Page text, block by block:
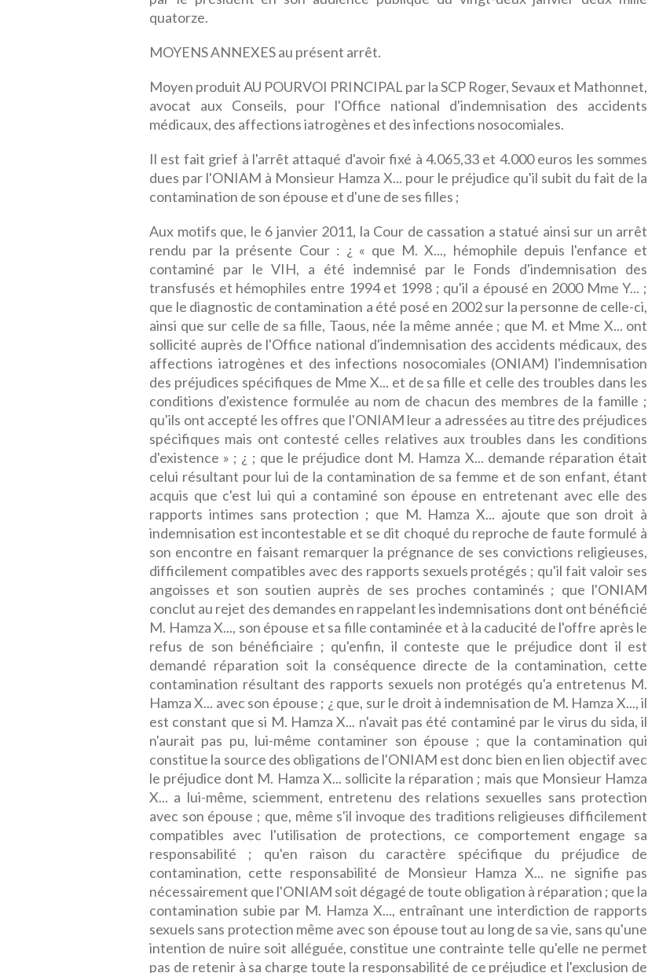
quatorze.
MOYENS ANNEXES au présent arrêt.
Moyen produit AU POURVOI PRINCIPAL par la SCP Roger, Sevaux et Mathonnet,
avocat aux Conseils, pour l'Office national d'indemnisation des accidents
médicaux, des affections iatrogènes et des infections nosocomiales.
Il est fait grief à l'arrêt attaqué d'avoir fixé à 4.065,33 et 4.000 euros les sommes
dues par l'ONIAM à Monsieur Hamza X... pour le préjudice qu'il subit du fait de la
contamination de son épouse et d'une de ses filles ;
Aux motifs que, le 6 janvier 2011, la Cour de cassation a statué ainsi sur un arrêt
rendu par la présente Cour : ¿ « que M. X..., hémophile depuis l'enfance et
contaminé par le VIH, a été indemnisé par le Fonds d'indemnisation des
transfusés et hémophiles entre 1994 et 1998 ; qu'il a épousé en 2000 Mme Y... ;
que le diagnostic de contamination a été posé en 2002 sur la personne de celle-ci,
ainsi que sur celle de sa fille, Taous, née la même année ; que M. et Mme X... ont
sollicité auprès de l'Office national d'indemnisation des accidents médicaux, des
affections iatrogènes et des infections nosocomiales (ONIAM) l'indemnisation
des préjudices spécifiques de Mme X... et de sa fille et celle des troubles dans les
conditions d'existence formulée au nom de chacun des membres de la famille ;
qu'ils ont accepté les offres que l'ONIAM leur a adressées au titre des préjudices
spécifiques mais ont contesté celles relatives aux troubles dans les conditions
d'existence » ; ¿ ; que le préjudice dont M. Hamza X... demande réparation était
celui résultant pour lui de la contamination de sa femme et de son enfant, étant
acquis que c'est lui qui a contaminé son épouse en entretenant avec elle des
rapports intimes sans protection ; que M. Hamza X... ajoute que son droit à
indemnisation est incontestable et se dit choqué du reproche de faute formulé à
son encontre en faisant remarquer la prégnance de ses convictions religieuses,
difficilement compatibles avec des rapports sexuels protégés ; qu'il fait valoir ses
angoisses et son soutien auprès de ses proches contaminés ; que l'ONIAM
conclut au rejet des demandes en rappelant les indemnisations dont ont bénéficié
M. Hamza X..., son épouse et sa fille contaminée et à la caducité de l'offre après le
refus de son bénéficiaire ; qu'enfin, il conteste que le préjudice dont il est
demandé réparation soit la conséquence directe de la contamination, cette
contamination résultant des rapports sexuels non protégés qu'a entretenus M.
Hamza X... avec son épouse ; ¿ que, sur le droit à indemnisation de M. Hamza X..., il
est constant que si M. Hamza X... n'avait pas été contaminé par le virus du sida, il
n'aurait pas pu, lui-même contaminer son épouse ; que la contamination qui
constitue la source des obligations de l'ONIAM est donc bien en lien objectif avec
le préjudice dont M. Hamza X... sollicite la réparation ; mais que Monsieur Hamza
X... a lui-même, sciemment, entretenu des relations sexuelles sans protection
avec son épouse ; que, même s'il invoque des traditions religieuses difficilement
compatibles avec l'utilisation de protections, ce comportement engage sa
responsabilité ; qu'en raison du caractère spécifique du préjudice de
contamination, cette responsabilité de Monsieur Hamza X... ne signifie pas
nécessairement que l'ONIAM soit dégagé de toute obligation à réparation ; que la
contamination subie par M. Hamza X..., entraînant une interdiction de rapports
sexuels sans protection même avec son épouse tout au long de sa vie, sans qu'une
intention de nuire soit alléguée, constitue une contrainte telle qu'elle ne permet
pas de retenir à sa charge toute la responsabilité de ce préjudice et l'exclusion de